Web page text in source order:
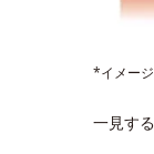
*イメージ
一見す